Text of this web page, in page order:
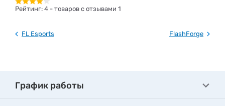
Рейтинг: 4 - товаров с отзывами 1
FL Esports FlashForge
График работы